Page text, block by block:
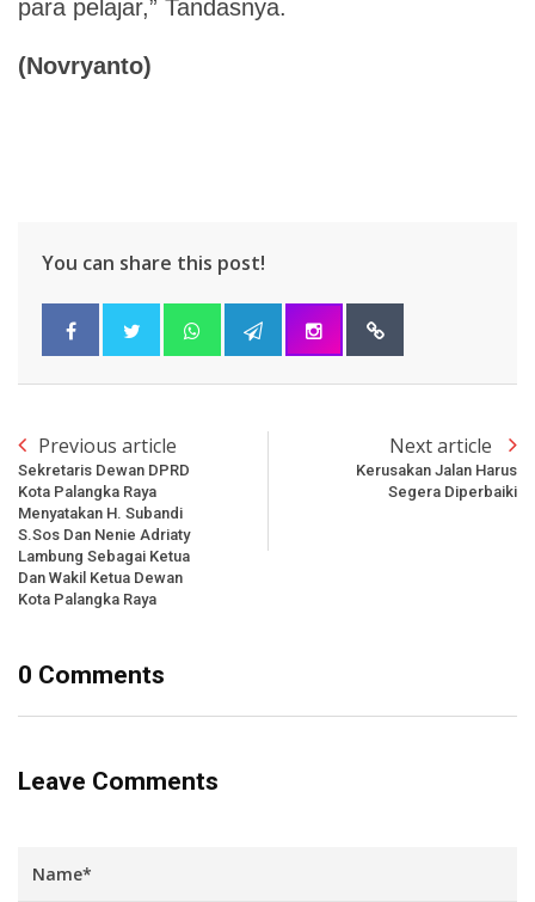
para pelajar,” Tandasnya.
(Novryanto)
You can share this post!
Previous article
Sekretaris Dewan DPRD
Kota Palangka Raya
Menyatakan H. Subandi
S.Sos Dan Nenie Adriaty
Lambung Sebagai Ketua
Dan Wakil Ketua Dewan
Kota Palangka Raya
Next article
Kerusakan Jalan Harus
Segera Diperbaiki
0 Comments
Leave Comments